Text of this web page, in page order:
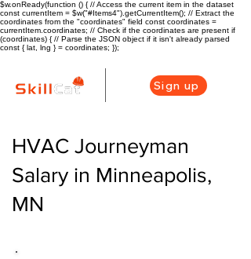
$w.onReady(function () { // Access the current item in the dataset
const currentItem = $w("#Items4").getCurrentItem(); // Extract the
coordinates from the "coordinates" field const coordinates =
currentItem.coordinates; // Check if the coordinates are present if
(coordinates) { // Parse the JSON object if it isn't already parsed
const { lat, lng } = coordinates; });
Sign up
HVAC Journeyman
Salary in Minneapolis,
MN